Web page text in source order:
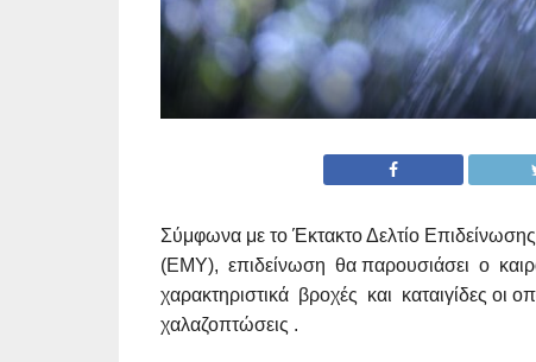
Σύμφωνα με το Έκτακτο Δελτίο
(ΕΜΥ), επιδείνωση θα παρουσιάσει ο
χαρακτηριστικά βροχές και καταιγίδες οι
χαλαζοπτώσεις .